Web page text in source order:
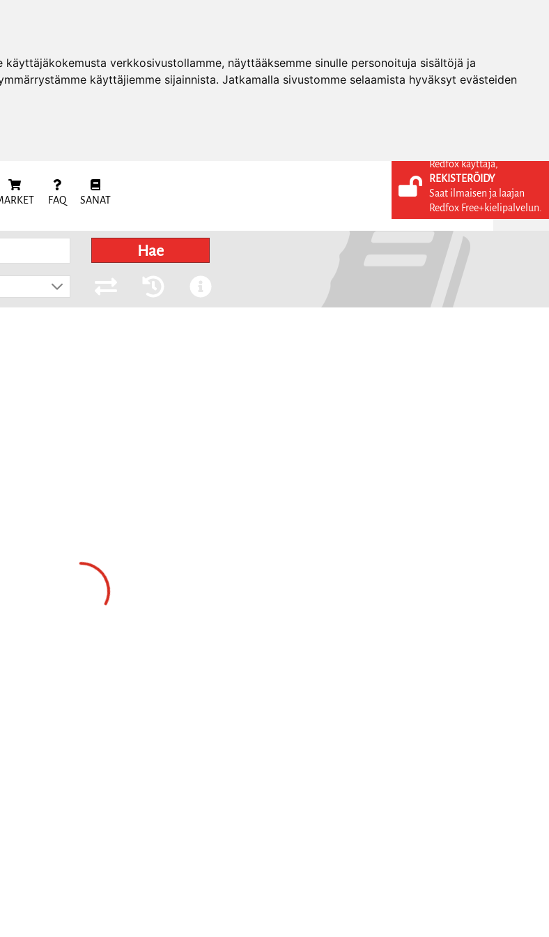
verkkosivustollamme, näyttääksemme sinulle personoituja sisältöjä ja
käyttäjiemme sijainnista. Jatkamalla sivustomme selaamista hyväksyt evästeiden
FAQ SANAT
KIRJAUDU SISÄÄN
REKISTERÖIDY
Hae
Redfox käyttäjä,
REKISTERÖIDY
Saat ilmaisen ja laajan
Redfox Free+kielipalvelun.